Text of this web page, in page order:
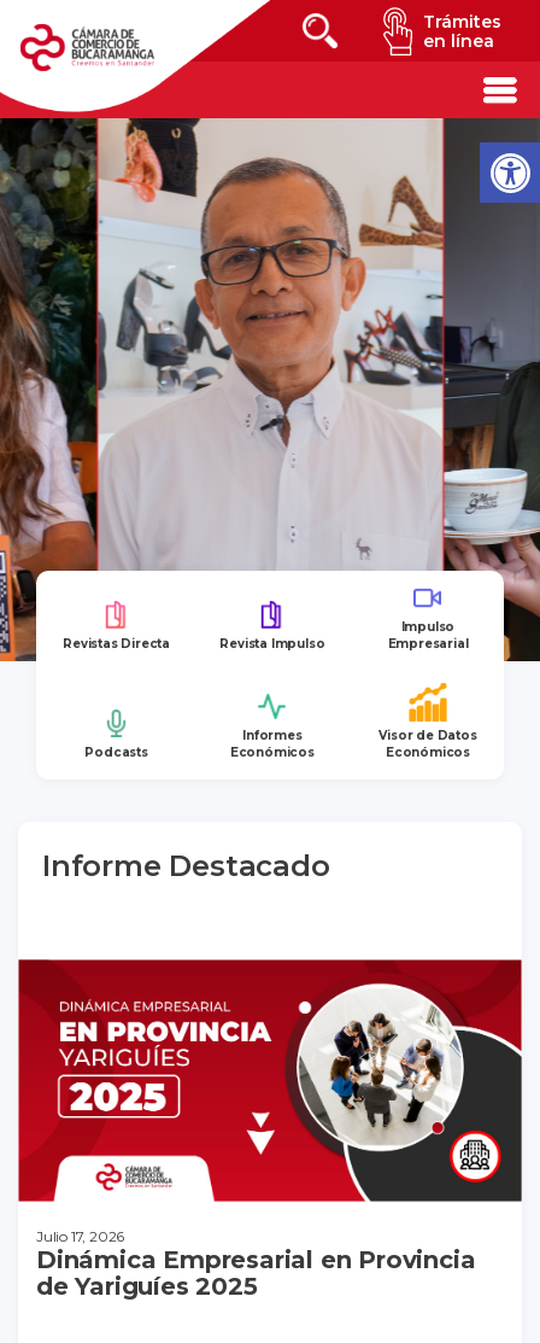
Trámites
en línea
Revistas Directa Revista Impulso
Impulso
Empresarial
Podcasts
Informes
Económicos
Visor de Datos
Económicos
Informe Destacado
Julio 17, 2026
Dinámica Empresarial en Provincia
de Yariguíes 2025